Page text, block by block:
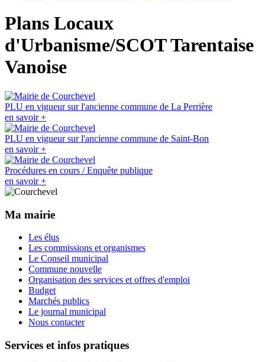
Plans Locaux
d'Urbanisme/SCOT Tarentaise
Vanoise
PLU en vigueur sur l'ancienne commune de La Perrière
en savoir +
PLU en vigueur sur l'ancienne commune de Saint-Bon
en savoir +
Procédures en cours / Enquête publique
en savoir +
Ma mairie
Les élus
Les commissions et organismes
Le Conseil municipal
Commune nouvelle
Organisation des services et offres d'emploi
Budget
Marchés publics
Le journal municipal
Nous contacter
Services et infos pratiques